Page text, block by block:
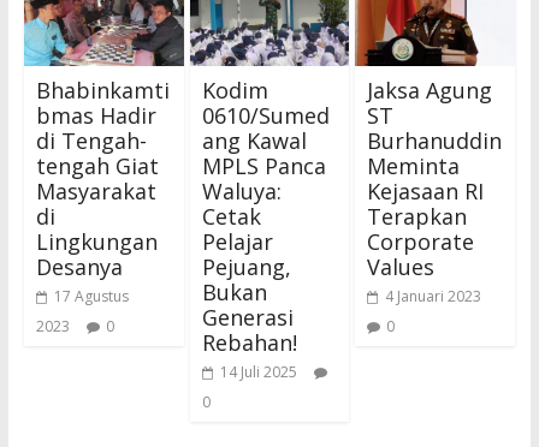
Bhabinkamti
bmas Hadir
di Tengah-
tengah Giat
Masyarakat
di
Lingkungan
Desanya
17 Agustus
2023
0
Kodim
0610/Sumed
ang Kawal
MPLS Panca
Waluya:
Cetak
Pelajar
Pejuang,
Bukan
Generasi
Rebahan!
14 Juli 2025
0
Jaksa Agung
ST
Burhanuddin
Meminta
Kejasaan RI
Terapkan
Corporate
Values
4 Januari 2023
0